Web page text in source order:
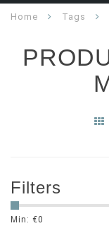
Home Tags
Filters
Min: €0